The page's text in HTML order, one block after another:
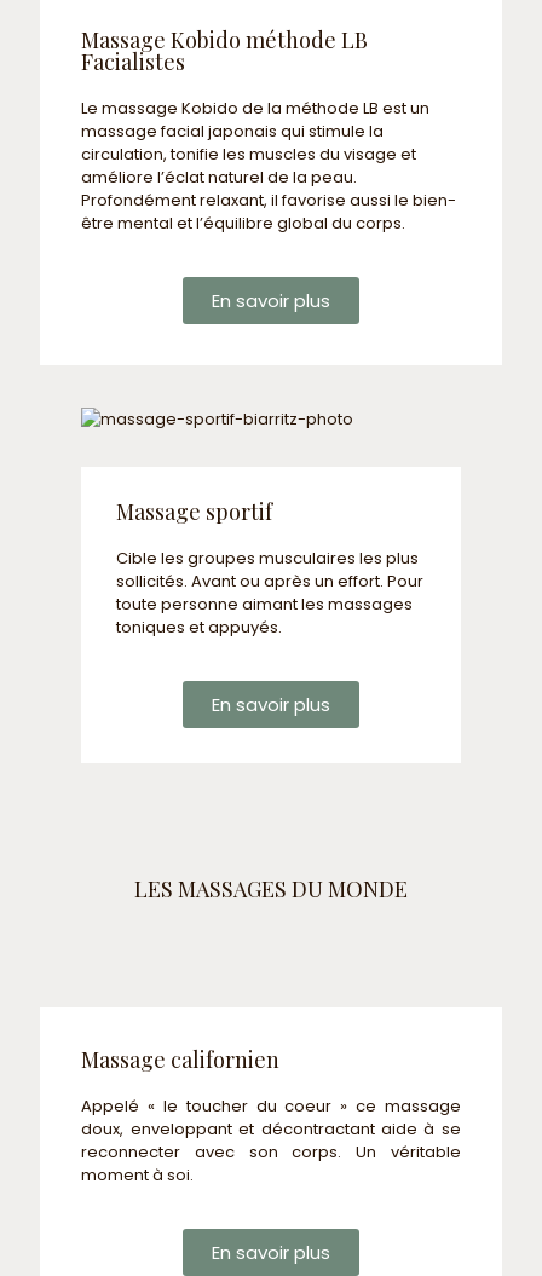
Massage Kobido méthode LB
Facialistes
Le massage Kobido de la méthode LB est un
massage facial japonais qui stimule la
circulation, tonifie les muscles du visage et
améliore l’éclat naturel de la peau.
Profondément relaxant, il favorise aussi le bien-
être mental et l’équilibre global du corps.
En savoir plus
Massage sportif
Cible les groupes musculaires les plus
sollicités. Avant ou après un effort. Pour
toute personne aimant les massages
toniques et appuyés.
En savoir plus
LES MASSAGES DU MONDE
Massage californien
Appelé « le toucher du coeur » ce massage
doux, enveloppant et décontractant aide à se
reconnecter avec son corps. Un véritable
moment à soi.
En savoir plus